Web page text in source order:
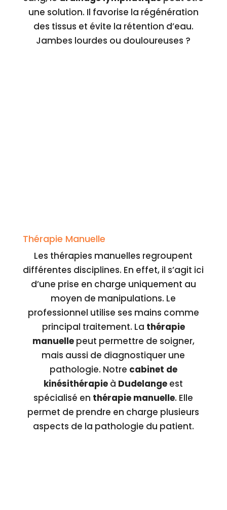
une solution. Il favorise la régénération
des tissus et évite la rétention d’eau.
Jambes lourdes ou douloureuses ?
Thérapie Manuelle
Les thérapies manuelles regroupent
différentes disciplines. En effet, il s’agit ici
d’une prise en charge uniquement au
moyen de manipulations. Le
professionnel utilise ses mains comme
principal traitement. La thérapie
manuellepeut permettre de soigner,
mais aussi de diagnostiquer une
pathologie. Notre cabinet de
kinésithérapie à Dudelange est
spécialisé en thérapie manuelle. Elle
permet de prendre en charge plusieurs
aspects de la pathologie du patient.